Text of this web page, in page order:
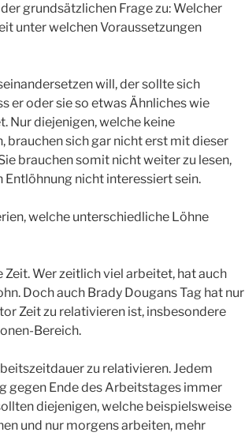
grundsätzlichen Frage zu: Welcher
unter welchen Voraussetzungen
will, der sollte sich
er oder sie so etwas Ähnliches wie
Nur diejenigen, welche keine
brauchen sich gar nicht erst mit dieser
brauchen somit nicht weiter zu lesen,
Entlöhnung nicht interessiert sein.
welche unterschiedliche Löhne
Wer zeitlich viel arbeitet, hat auch
Doch auch Brady Dougans Tag hat nur
Zeit zu relativieren ist, insbesondere
Bereich.
zu relativieren. Jedem
gegen Ende des Arbeitstages immer
diejenigen, welche beispielsweise
und nur morgens arbeiten, mehr